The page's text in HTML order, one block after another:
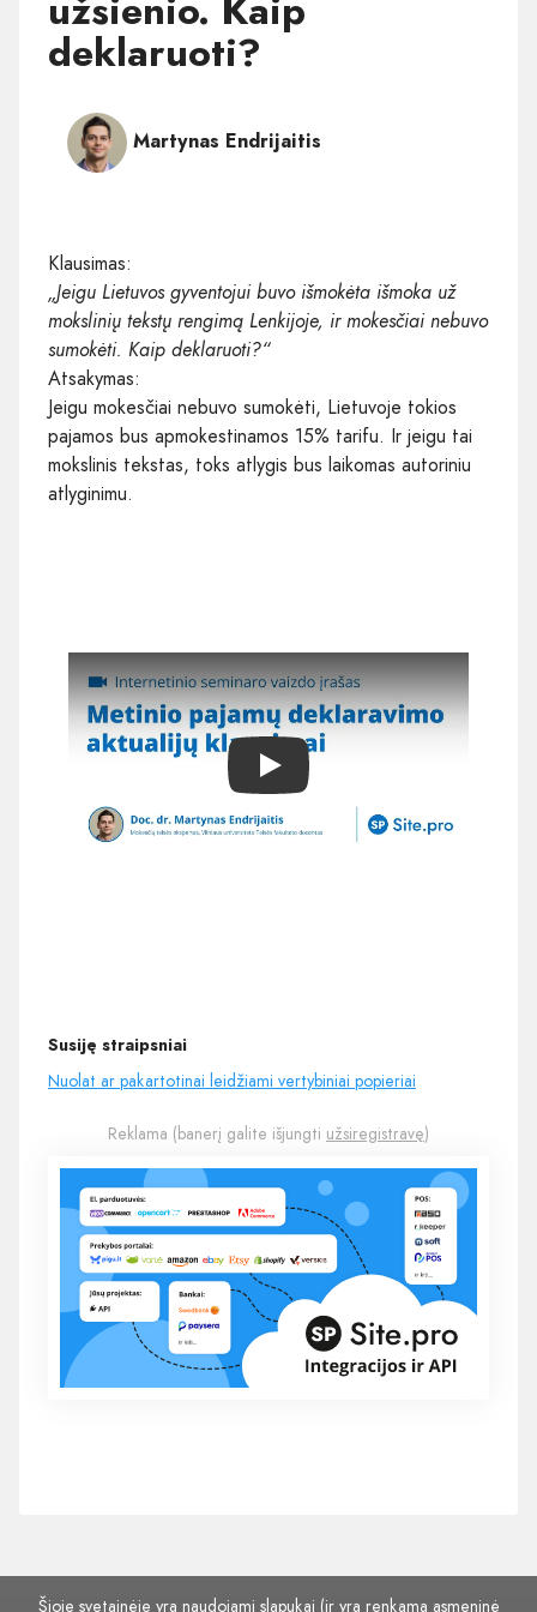
deklaruoti?
Martynas Endrijaitis
Klausimas:
„Jeigu Lietuvos gyventojui buvo išmokėta išmoka už
mokslinių tekstų rengimą Lenkijoje, ir mokesčiai nebuvo
sumokėti. Kaip deklaruoti?“
Atsakymas:
Jeigu mokesčiai nebuvo sumokėti, Lietuvoje tokios
pajamos bus apmokestinamos 15% tarifu. Ir jeigu tai
mokslinis tekstas, toks atlygis bus laikomas autoriniu
atlyginimu.
Play
Susiję straipsniai
Nuolat ar pakartotinai leidžiami vertybiniai popieriai
Reklama (banerį galite išjungti užsiregistravę)
Šioje svetainėje yra naudojami slapukai (ir yra renkama asmeninė